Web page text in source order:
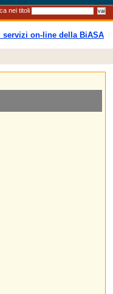
nei titoli
servizi on-line della BiASA